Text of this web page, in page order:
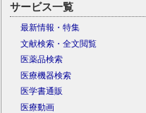
サービス一覧
最新情報・特集
文献検索・全文閲覧
医薬品検索
医療機器検索
医学書通販
医療動画